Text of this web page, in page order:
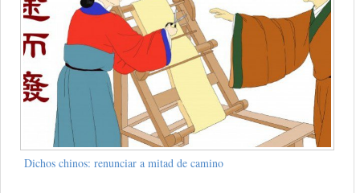
Dichos chinos: renunciar a mitad de camino